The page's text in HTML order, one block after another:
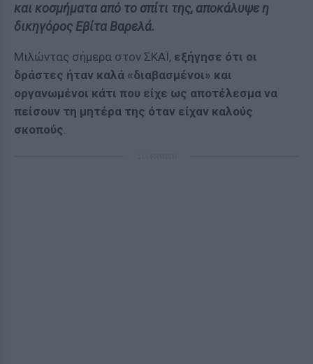
και κοσμήματα από το σπίτι της, αποκάλυψε η
δικηγόρος Εβίτα Βαρελά.
Μιλώντας σήμερα στον ΣΚΑΪ, εξήγησε ότι οι
δράστες ήταν καλά «διαβασμένοι» και
οργανωμένοι κάτι που είχε ως αποτέλεσμα να
πείσουν τη μητέρα της όταν είχαν καλούς
σκοπούς.